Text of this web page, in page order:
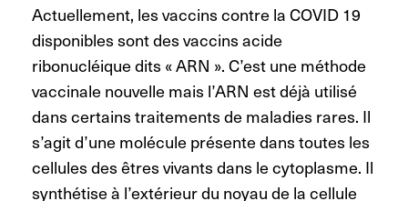
Actuellement, les vaccins contre la COVID 19
disponibles sont des vaccins acide
ribonucléique dits « ARN ». C’est une méthode
vaccinale nouvelle mais l’ARN est déjà utilisé
dans certains traitements de maladies rares. Il
s’agit d’une molécule présente dans toutes les
cellules des êtres vivants dans le cytoplasme. Il
synthétise à l’extérieur du noyau de la cellule